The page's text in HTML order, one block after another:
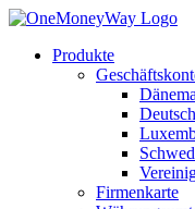
Produkte
Firmenkarte